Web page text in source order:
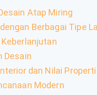
Atap Miring
Berbagai Tipe
Desain
dan Nilai Properti
Modern